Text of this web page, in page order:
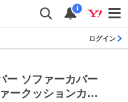
i
ログイン
ー ソファーカバー
ークッションカバ